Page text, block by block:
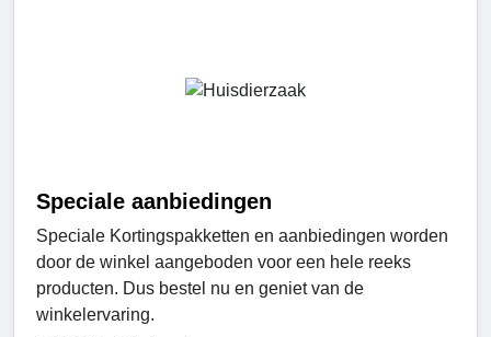
Speciale aanbiedingen
Speciale Kortingspakketten en aanbiedingen worden
door de winkel aangeboden voor een hele reeks
producten. Dus bestel nu en geniet van de
winkelervaring.